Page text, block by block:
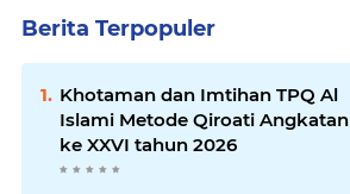
Berita Terpopuler
Khotaman dan Imtihan TPQ Al
Islami Metode Qiroati Angkatan
ke XXVI tahun 2026